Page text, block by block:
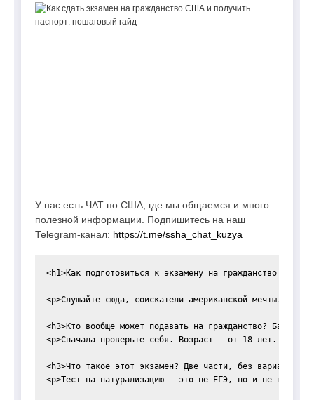
У нас есть ЧАТ по США, где мы общаемся и много
полезной информации. Подпишитесь на наш
Telegram-канал: https://t.me/ssha_chat_kuzya
<h1>Как подготовиться к экзамену на гражданство
<p>Слушайте сюда, соискатели американской мечты.
<h3>Кто вообще может подавать на гражданство? Базовые
<p>Сначала проверьте себя. Возраст — от 18 лет.
<h3>Что такое этот экзамен? Две части, без вариантов</
<p>Тест на натурализацию — это не ЕГЭ, но и не